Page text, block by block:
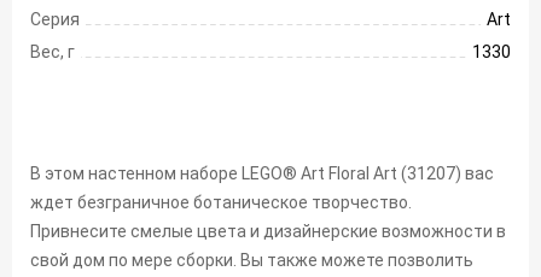
Серия
Art
Вес, г
1330
В этом настенном наборе LEGO® Art Floral Art (31207) вас
ждет безграничное ботаническое творчество.
Привнесите смелые цвета и дизайнерские возможности в
свой дом по мере сборки. Вы также можете позволить